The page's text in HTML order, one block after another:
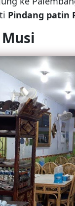
Pindang patin